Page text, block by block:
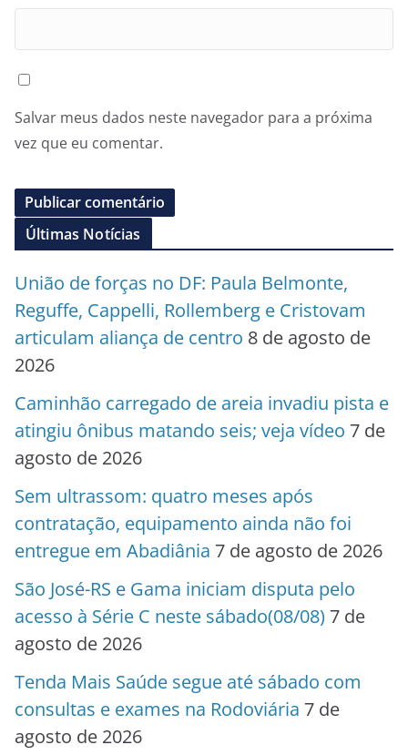
Salvar meus dados neste navegador para a próxima
vez que eu comentar.
Últimas Notícias
União de forças no DF: Paula Belmonte,
Reguffe, Cappelli, Rollemberg e Cristovam
articulam aliança de centro 8 de agosto de
2026
Caminhão carregado de areia invadiu pista e
atingiu ônibus matando seis; veja vídeo 7 de
agosto de 2026
Sem ultrassom: quatro meses após
contratação, equipamento ainda não foi
entregue em Abadiânia 7 de agosto de 2026
São José-RS e Gama iniciam disputa pelo
acesso à Série C neste sábado(08/08) 7 de
agosto de 2026
Tenda Mais Saúde segue até sábado com
consultas e exames na Rodoviária 7 de
agosto de 2026